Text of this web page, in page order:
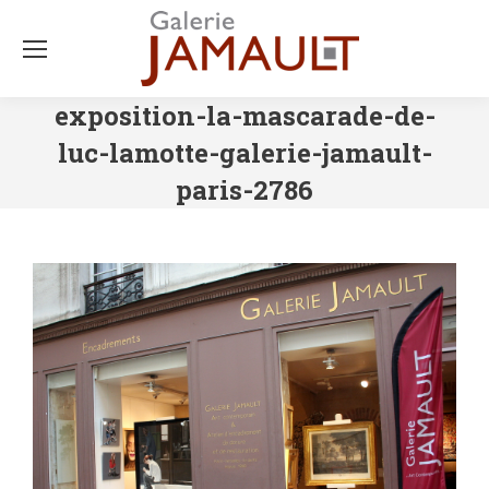
exposition-la-mascarade-de-
luc-lamotte-galerie-jamault-
paris-2786